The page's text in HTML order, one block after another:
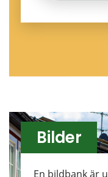
Bilder
En bildbank är